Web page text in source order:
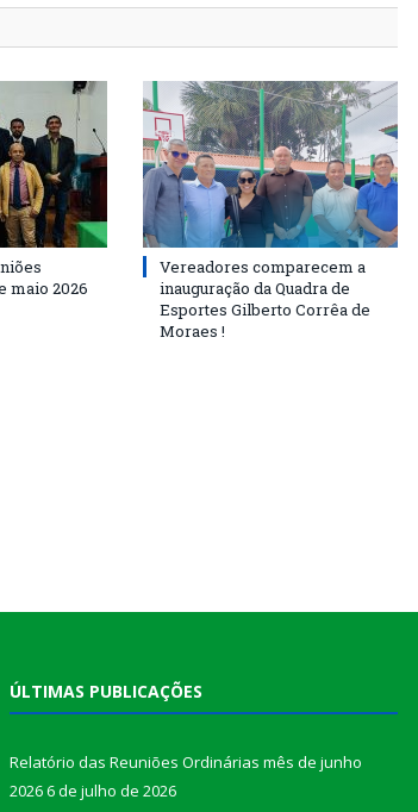
maio 2026
Vereadores comparecem a
inauguração da Quadra de
Esportes Gilberto Corrêa de
Moraes !
ÚLTIMAS PUBLICAÇÕES
Relatório das Reuniões Ordinárias mês de junho
20266 de julho de 2026